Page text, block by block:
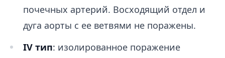
почечных артерий. Восходящий отдел и
дуга аорты с ее ветвями не поражены.
IV тип: изолированное поражение